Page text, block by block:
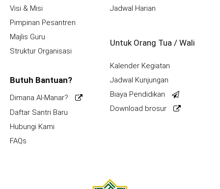
Visi & Misi
Pimpinan Pesantren
Majlis Guru
Struktur Organisasi
Butuh Bantuan?
Dimana Al-Manar?
Daftar Santri Baru
Hubungi Kami
FAQs
Jadwal Harian
Untuk Orang Tua / Wali
Kalender Kegiatan
Jadwal Kunjungan
Biaya Pendidikan
Download brosur